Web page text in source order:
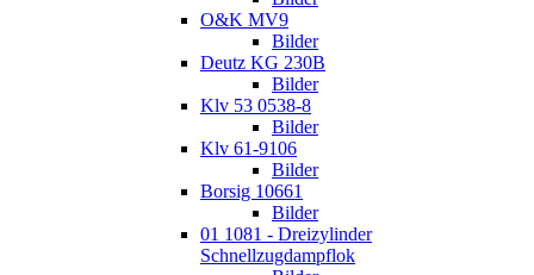
O&K MV9
Bilder
Deutz KG 230B
Bilder
Klv 53 0538-8
Bilder
Klv 61-9106
Bilder
Borsig 10661
Bilder
01 1081 - Dreizylinder
Schnellzugdampflok